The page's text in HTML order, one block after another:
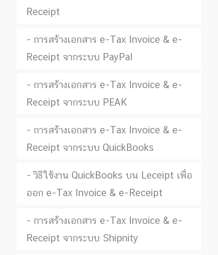
Receipt
การสร้างเอกสาร e-Tax Invoice & e-
Receipt จากระบบ PayPal
การสร้างเอกสาร e-Tax Invoice & e-
Receipt จากระบบ PEAK
การสร้างเอกสาร e-Tax Invoice & e-
Receipt จากระบบ QuickBooks
วิธีใช้งาน QuickBooks บน Leceipt เพื่อ
ออก e-Tax Invoice & e-Receipt
การสร้างเอกสาร e-Tax Invoice & e-
Receipt จากระบบ Shipnity